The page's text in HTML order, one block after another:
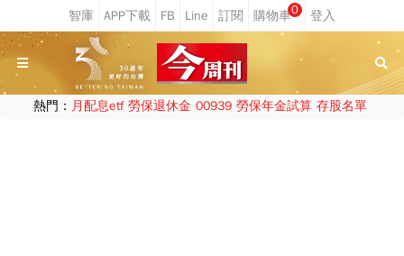
0
熱門： 月配息etf 勞保退休金 00939 勞保年金試算 存股名單